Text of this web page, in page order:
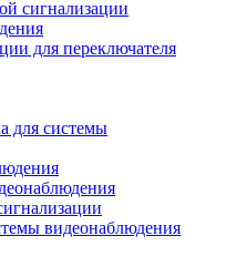
сигнализации
для переключателя
для системы
видеонаблюдения